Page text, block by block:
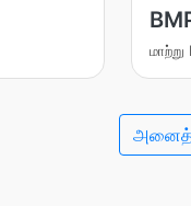
மாற்று